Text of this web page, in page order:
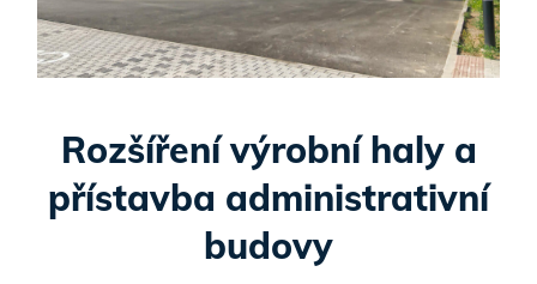
Rozšíření výrobní haly a
přístavba administrativní
budovy